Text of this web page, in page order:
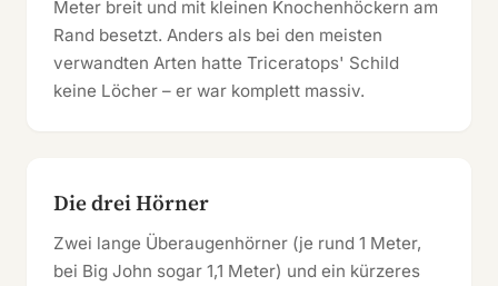
Meter breit und mit kleinen Knochenhöckern am
Rand besetzt. Anders als bei den meisten
verwandten Arten hatte Triceratops' Schild
keine Löcher – er war komplett massiv.
Die drei Hörner
Zwei lange Überaugenhörner (je rund 1 Meter,
bei Big John sogar 1,1 Meter) und ein kürzeres